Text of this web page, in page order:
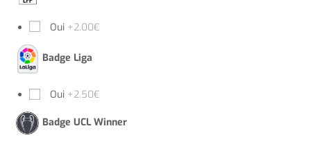
Oui +2.00€
Badge Liga
Oui +2.50€
Badge UCL Winner